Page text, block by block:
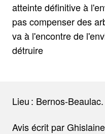
atteinte définitive à
pas compenser des
va à l'encontre de
détruire
Lieu : Bernos-Beaulac.
Avis écrit par